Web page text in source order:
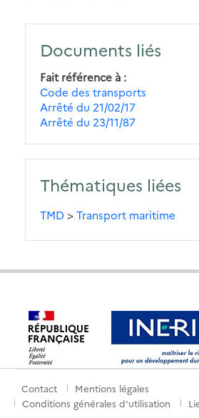
Documents liés
Fait référence à
Code des transports
Arrêté du 21/02/17
Arrêté du 23/11/87
Thématiques liées
TMD>Transport maritime
Menu
Contact
Mentions légales
Conditions générales d'utilisation